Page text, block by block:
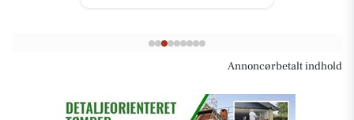
Annoncørbetalt indhold